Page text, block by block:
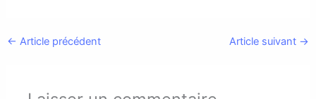
← Article précédent Article suivant →